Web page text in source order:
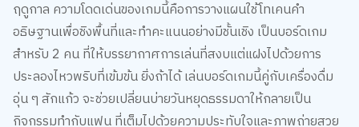
สำหรับ 2 คน ที่ให้บรรยากาศการเล่นที่สงบแต่แฝงไปด้วยการ
ประลองไหวพริบที่เข้มข้น ยิ่งถ้าได้ เล่นบอร์ดเกมนี้คู่กับเครื่องดื่ม
อุ่น ๆ สักแก้ว จะช่วยเปลี่ยนบ่ายวันหยุดธรรมดาให้กลายเป็น
กิจกรรมทำกับแฟน ที่เต็มไปด้วยความประทับใจและภาพถ่ายสวย
ๆ ไว้อวดลงโซเชียลแน่นอน